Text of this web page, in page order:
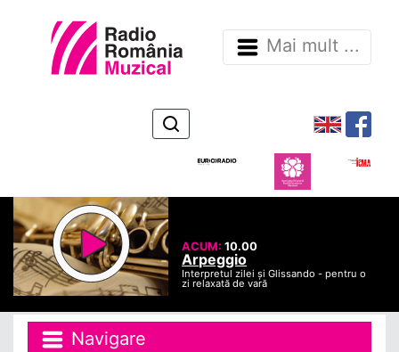
Mai mult ...
ACUM:10.00
Arpeggio
Interpretul zilei și Glissando - pentru o
zi relaxată de vară
Navigare